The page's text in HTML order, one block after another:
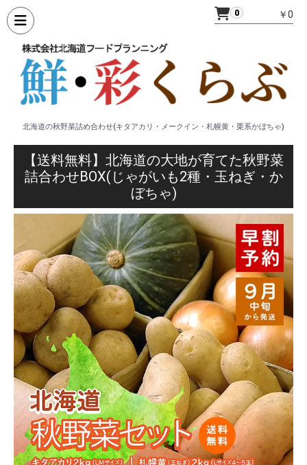
0 ￥0
北海道の秋野菜詰め合わせ(キタアカリ・メークイン・札幌黄・栗系かぼちゃ)
【送料無料】北海道の大地が育てた秋野菜
詰合わせBOX(じゃがいも2種・玉ねぎ・か
ぼちゃ)